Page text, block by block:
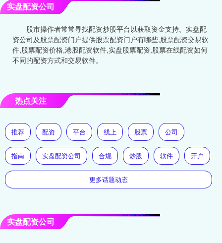
实盘配资公司
股市操作者常常寻找配资炒股平台以获取资金支持。实盘配
资公司及股票配资门户提供股票配资门户有哪些,股票配资交易软
件,股票配资价格,港股配资软件,实盘股票配资,股票在线配资如何
不同的配资方式和交易软件。
热点关注
推荐 配资 平台 线上 股票 公司
指南 实盘配资公司 合规 炒股 软件 开户
更多话题动态
实盘配资公司